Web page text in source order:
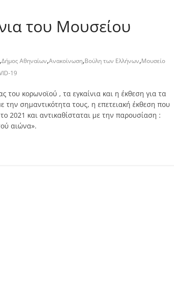
του Μουσείου
,Δήμος Αθηναίων,Ανακοίνωση,Βούλη των Ελλήνων,Μουσείο
19
κορωνοϊού , τα εγκαίνια και η έκθεση για τα
σημαντικότητα τους, η επετειακή έκθεση που
2021 και αντικαθίσταται με την παρουσίαση :
αιώνα».